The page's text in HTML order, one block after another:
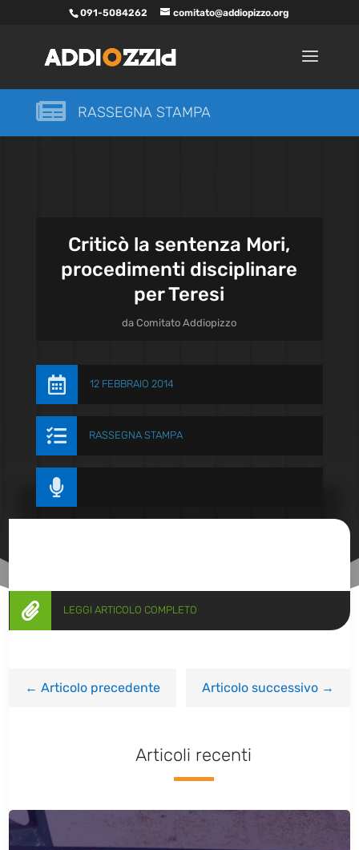
091-5084262 comitato@addiopizzo.org
 RASSEGNA STAMPA
Criticò la sentenza Mori,
procedimenti disciplinare
per Teresi
daComitato Addiopizzo
 12 FEBBRAIO 2014
 RASSEGNA STAMPA

 LEGGI ARTICOLO COMPLETO
←Articolo precedente Articolo successivo→
Articoli recenti